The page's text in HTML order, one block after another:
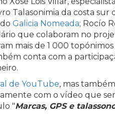
Talasonimia da costa sur
Galicia Nomeada; Rocío
que colaboram no
mais de 1 000
conta com a
de YouTube, mas
com o vídeo que
"Marcas, GPS e